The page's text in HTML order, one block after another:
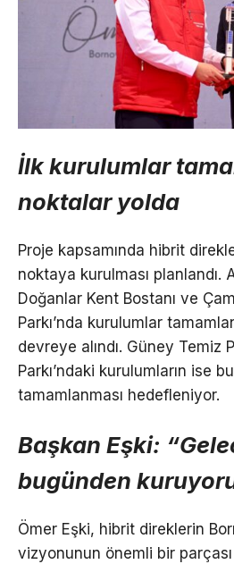
İlk kurulumlar
noktalar yolda
Proje kapsamında hibrit
noktaya kurulması planlandı.
Doğanlar Kent Bostanı ve
Parkı’nda kurulumlar
devreye alındı. Güney Temiz
Parkı’ndaki kurulumların ise
tamamlanması hedefleniyor.
Başkan Eşki:
bugünden
Ömer Eşki, hibrit direklerin
vizyonunun önemli bir